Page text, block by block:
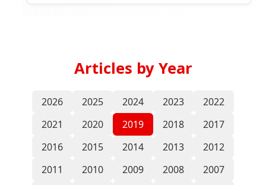
Articles by Year
2026 2025 2024 2023
2022
2021
2020 2019 2018
2017
2016
2015 2014 2013
2012
2011
2010 2009 2008
2007